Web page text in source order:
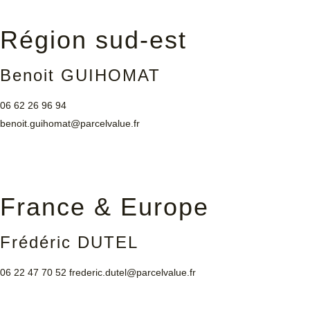
Région sud-est
Benoit GUIHOMAT
06 62 26 96 94
benoit.guihomat@parcelvalue.fr
France & Europe
Frédéric DUTEL
06 22 47 70 52 frederic.dutel@parcelvalue.fr